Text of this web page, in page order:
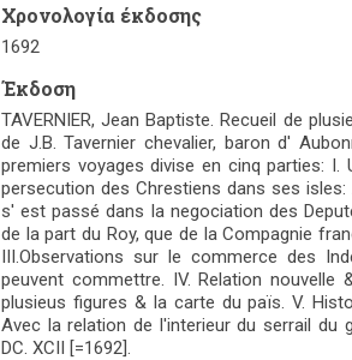
Χρονολογία έκδοσης
1692
Έκδοση
TAVERNIER, Jean Baptiste. Recueil de
de J.B. Tavernier chevalier, baron d'
premiers voyages divise en cinq parties:
persecution des Chrestiens dans ses
s' est passé dans la negociation des
de la part du Roy, que de la Compagnie
III.Observations sur le commerce des
peuvent commettre. IV. Relation nouvelle
plusieus figures & la carte du païs. V.
Avec la relation de l'interieur du serrail du
DC. XCII [=1692].